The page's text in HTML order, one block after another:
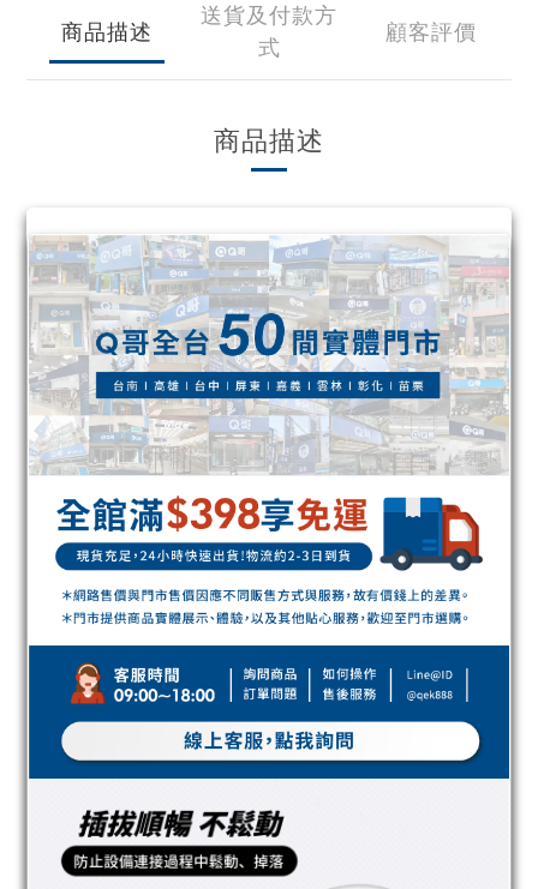
商品描述
送貨及付款方
式
顧客評價
商品描述